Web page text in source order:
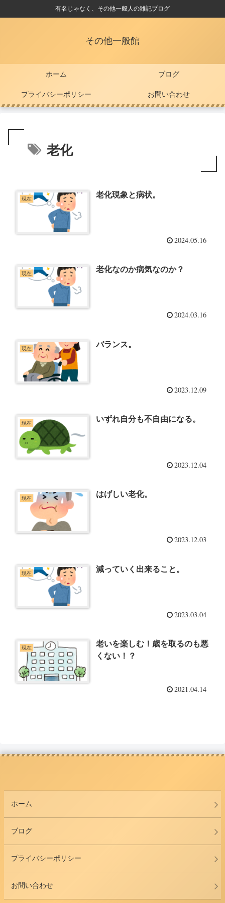
有名じゃなく、その他一般人の雑記ブログ
その他一般館
ホーム ブログ
プライバシーポリシー お問い合わせ
老化
現在 老化現象と病状。
2024.05.16
現在 老化なのか病気なのか？
2024.03.16
現在 バランス。
2023.12.09
現在 いずれ自分も不自由になる。
2023.12.04
現在 はげしい老化。
2023.12.03
現在 減っていく出来ること。
2023.03.04
現在
老いを楽しむ！歳を取るのも悪
くない！？
2021.04.14
ホーム
ブログ
プライバシーポリシー
お問い合わせ